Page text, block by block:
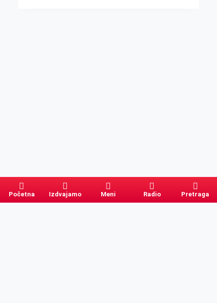
Početna Izdvajamo Meni Radio Pretraga